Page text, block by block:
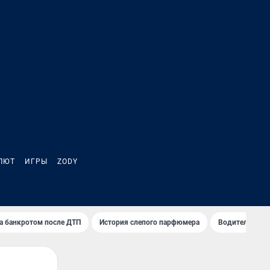
ИГРЫ ZODY
банкротом после ДТП История слепого парфюмера Водители